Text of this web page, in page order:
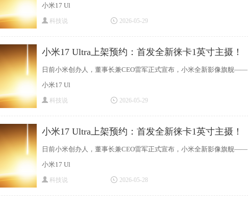
小米17 Ul
科技说 2026-05-29
小米17 Ultra上架预约：首发全新徕卡1英寸主摄！
日前小米创办人，董事长兼CEO雷军正式宣布，小米全新影像旗舰——
小米17 Ul
科技说 2026-05-29
小米17 Ultra上架预约：首发全新徕卡1英寸主摄！
日前小米创办人，董事长兼CEO雷军正式宣布，小米全新影像旗舰——
小米17 Ul
科技说 2026-05-28